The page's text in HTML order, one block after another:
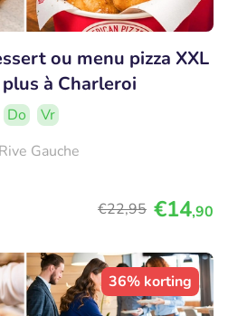
ou menu pizza XXL
à Charleroi
Do
Vr
Gauche
€22,95 €14,90
36% korting